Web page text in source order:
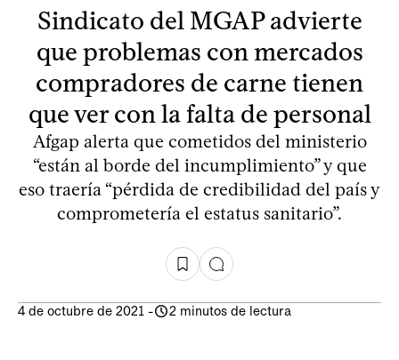
Sindicato del MGAP advierte
que problemas con mercados
compradores de carne tienen
que ver con la falta de personal
Afgap alerta que cometidos del ministerio
“están al borde del incumplimiento” y que
eso traería “pérdida de credibilidad del país y
comprometería el estatus sanitario”.
4 de octubre de 2021 - 2 minutos de lectura